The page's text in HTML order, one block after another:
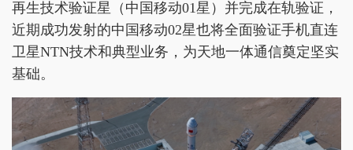
再生技术验证星（中国移动01星）并完成在轨验证，
近期成功发射的中国移动02星也将全面验证手机直连
卫星NTN技术和典型业务，为天地一体通信奠定坚实
基础。